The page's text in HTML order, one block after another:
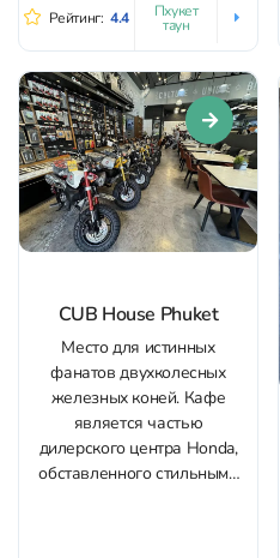
классики вроде...
Рейтинг: 4.4 Пхукет
таун
CUB House Phuket
Место для истинных
фанатов двухколесных
железных коней. Кафе
является частью
дилерского центра Honda,
обставленного стильными